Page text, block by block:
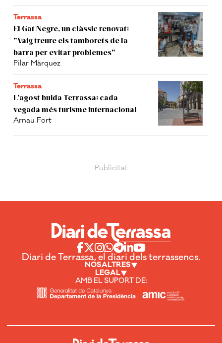
Terrassa
El Gat Negre, un clàssic renovat:
"Vaig treure els tamborets de la
barra per evitar problemes"
Pilar Màrquez
Terrassa
L’agost buida Terrassa: cada
vegada més turisme internacional
Arnau Fort
Diari de Terrassa, el diari dels terrassencs.
NOSALTRES
LEGAL
AMB EL SUPORT DE: